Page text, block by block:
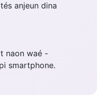
anjeun dina
naon waé -
smartphone.